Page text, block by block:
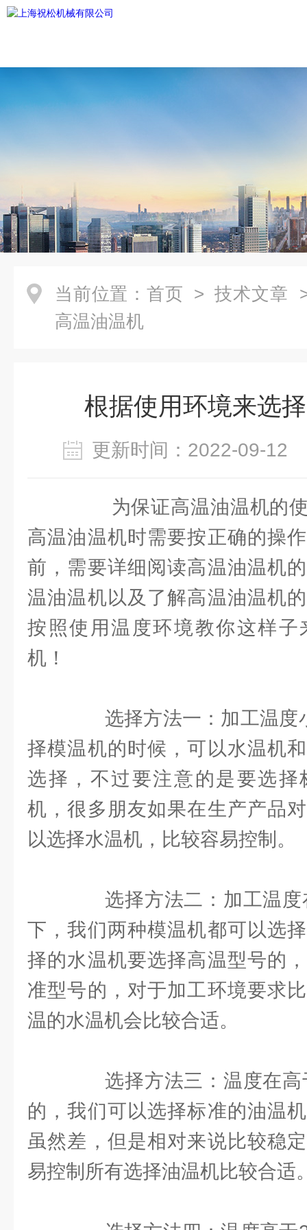
当前位置： 首页 > 技术文章
高温油温机
根据使用环境来选
更新时间：2022-09-
为保证高温油温机的使
高温油温机时需要按正确的操
前，需要详细阅读高温油温机
温油温机以及了解高温油温机
按照使用温度环境教你这样子
机！
选择方法一：加工温度
择模温机的时候，可以水温机
选择，不过要注意的是要选择
机，很多朋友如果在生产产品
以选择水温机，比较容易控制。
选择方法二：加工温度
下，我们两种模温机都可以选
择的水温机要选择高温型号的
准型号的，对于加工环境要求
温的水温机会比较合适。
选择方法三：温度在高
的，我们可以选择标准的油温
虽然差，但是相对来说比较稳
易控制所有选择油温机比较合适